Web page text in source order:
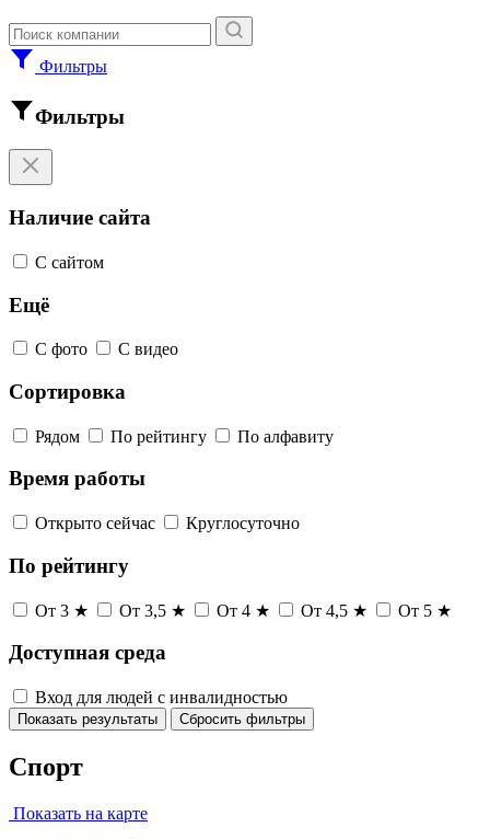
Фильтры
Фильтры
Наличие сайта
С сайтом
Ещё
С фото С видео
Сортировка
Рядом По рейтингу По алфавиту
Время работы
Открыто сейчас Круглосуточно
По рейтингу
От 3 ★ От 3,5 ★ От 4 ★ От 4,5 ★ От 5 ★
Доступная среда
Вход для людей с инвалидностью
Показать результаты Сбросить фильтры
Спорт
Показать на карте